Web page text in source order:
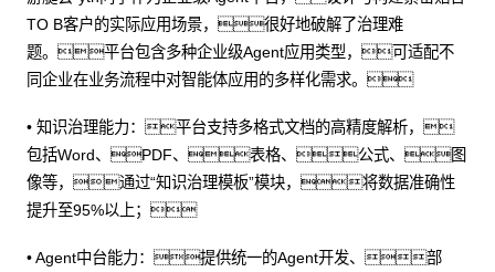
TO B客户的实际应用场景，很好地破解了治理难
题。平台包含多种企业级Agent应用类型，可适配不
同企业在业务流程中对智能体应用的多样化需求。
• 知识治理能力：平台支持多格式文档的高精度解析，
包括Word、PDF、表格、公式、图
像等，通过“知识治理模板”模块，将数据准确性
提升至95%以上；
• Agent中台能力：提供统一的Agent开发、部